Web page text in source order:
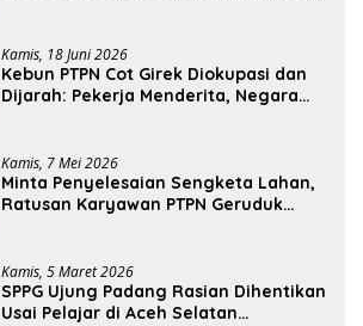
Kamis, 18 Juni 2026
Kebun PTPN Cot Girek Diokupasi dan
Dijarah: Pekerja Menderita, Negara
Kamis, 7 Mei 2026
Minta Penyelesaian Sengketa Lahan,
Ratusan Karyawan PTPN Geruduk
Kamis, 5 Maret 2026
SPPG Ujung Padang Rasian Dihentikan
Usai Pelajar di Aceh Selatan